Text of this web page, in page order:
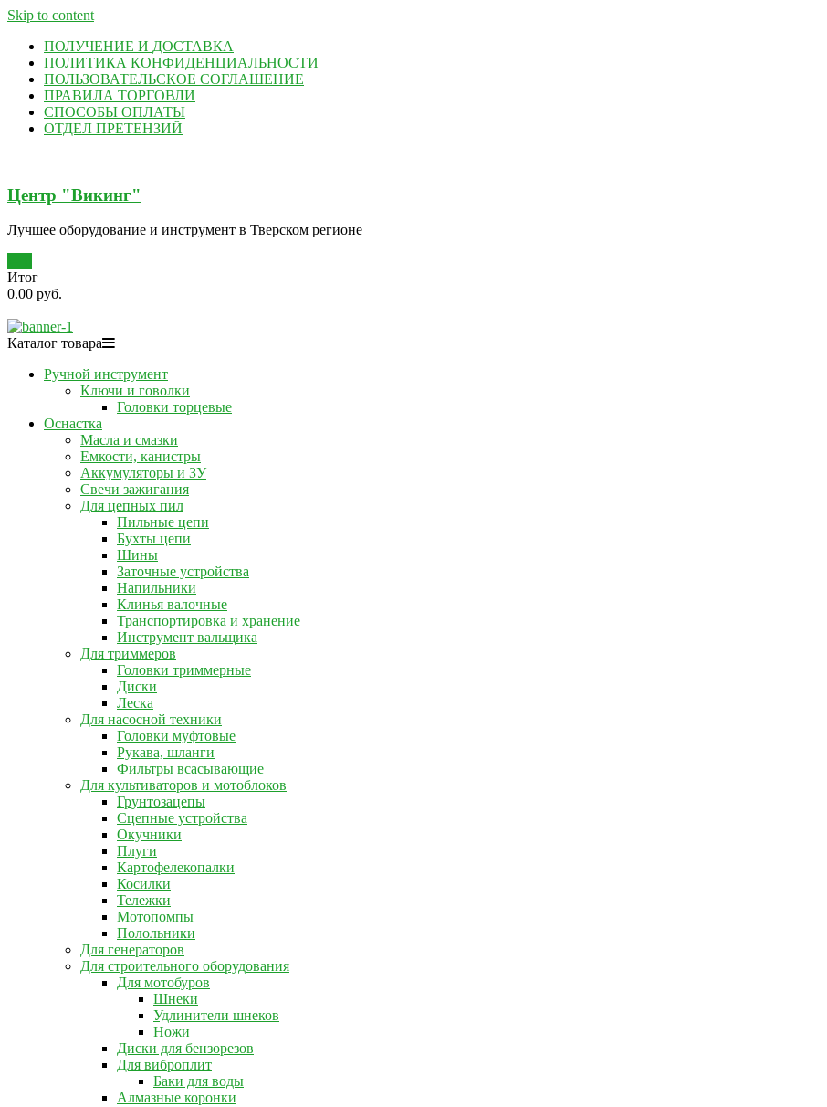
Skip to content
ПОЛУЧЕНИЕ И ДОСТАВКА
ПОЛИТИКА КОНФИДЕНЦИАЛЬНОСТИ
ПОЛЬЗОВАТЕЛЬСКОЕ СОГЛАШЕНИЕ
ПРАВИЛА ТОРГОВЛИ
СПОСОБЫ ОПЛАТЫ
ОТДЕЛ ПРЕТЕНЗИЙ
Центр "Викинг"
Лучшее оборудование и инструмент в Тверском регионе
Итог
0.00 руб.
Каталог товара
Ручной инструмент
Ключи и говолки
Головки торцевые
Оснастка
Масла и смазки
Емкости, канистры
Аккумуляторы и ЗУ
Свечи зажигания
Для цепных пил
Пильные цепи
Бухты цепи
Шины
Заточные устройства
Напильники
Клинья валочные
Транспортировка и хранение
Инструмент вальщика
Для триммеров
Головки триммерные
Диски
Леска
Для насосной техники
Головки муфтовые
Рукава, шланги
Фильтры всасывающие
Для культиваторов и мотоблоков
Грунтозацепы
Сцепные устройства
Окучники
Плуги
Картофелекопалки
Косилки
Тележки
Мотопомпы
Полольники
Для генераторов
Для строительного оборудования
Для мотобуров
Шнеки
Удлинители шнеков
Ножи
Диски для бензорезов
Для виброплит
Баки для воды
Алмазные коронки